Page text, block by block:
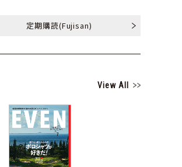
定期購読(Fujisan)
View All